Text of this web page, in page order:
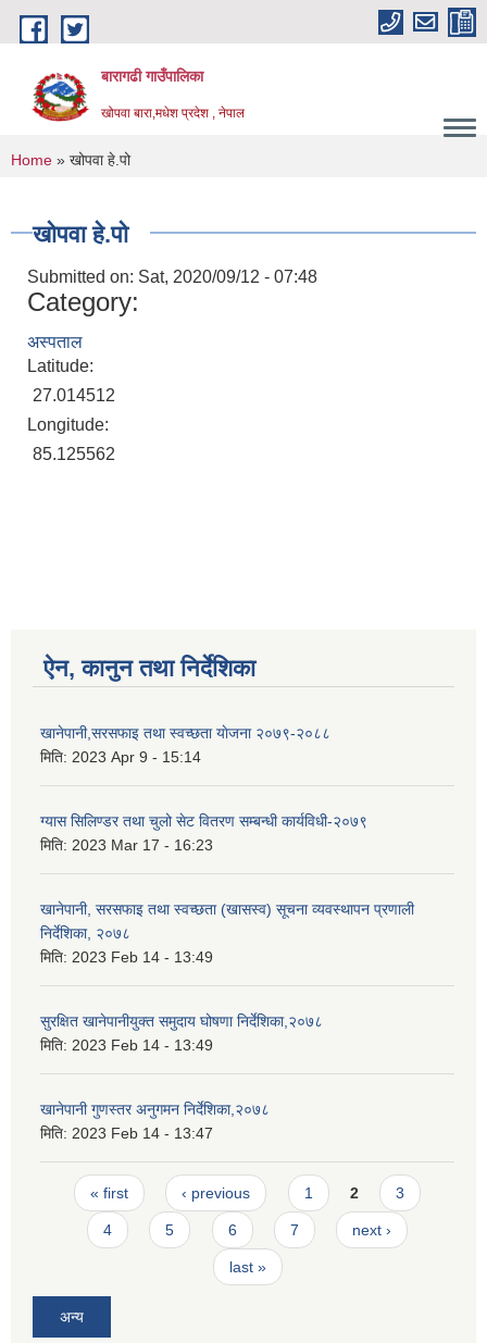
Skip to main content
बारागढी गाउँपालिका
खोपवा बारा,मधेश प्रदेश , नेपाल
You are here
Home » खोपवा हे.पो
खोपवा हे.पो
Submitted on: Sat, 2020/09/12 - 07:48
Category:
अस्पताल
Latitude:
27.014512
Longitude:
85.125562
ऐन, कानुन तथा निर्देशिका
खानेपानी,सरसफाइ तथा स्वच्छता याेजना २०७९-२०८८
मिति: 2023 Apr 9 - 15:14
ग्यास सिलिण्डर तथा चुलो सेट वितरण सम्बन्धी कार्यविधी-२०७९
मिति: 2023 Mar 17 - 16:23
खानेपानी, सरसफाइ तथा स्वच्छता (खासस्व) सूचना व्यवस्थापन प्रणाली
निर्देशिका, २०७८
मिति: 2023 Feb 14 - 13:49
सुरक्षित खानेपानीयुक्त समुदाय घोषणा निर्देशिका,२०७८
मिति: 2023 Feb 14 - 13:49
खानेपानी गुणस्तर अनुगमन निर्देशिका,२०७८
मिति: 2023 Feb 14 - 13:47
Pages
« first ‹ previous 1 2 3
4 5 6 7 next ›
last »
अन्य